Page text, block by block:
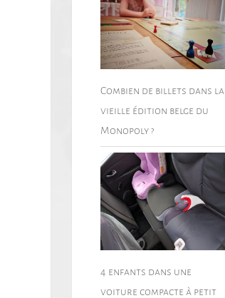
Combien de billets dans la
vieille édition belge du
Monopoly ?
4 enfants dans une
voiture compacte à petit